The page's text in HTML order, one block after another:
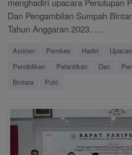
Dan Pengambilan Sumpah
Tahun Anggaran 2023. ....
Asisten Pemkes Hadiri
Pendidikan
Pelantikan Dan
Bintara
Polri